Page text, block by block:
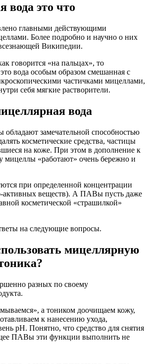
вода это что
главными действующими
Более подробно и научно о них
Википедии.
говорится «на пальцах», то
вода особым образом смешанная с
частичками мицеллами,
себя мягкие растворители.
вода
замечательной способностью
косметические средства, частицы
на коже. При этом в дополнение к
мицеллы «работают» очень бережно и
при определенной концентрации
веществ). А ПАВы пусть даже
косметической «страшилкой»
на следующие вопросы.
мицеллярную
разных по своему
а тоником доочищаем кожу,
к нанесению ухода,
pH. Понятно, что средство для снятия
ПАВы эти функции выполнить не